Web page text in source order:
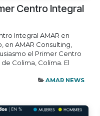
Centro Integral
Integral AMAR en
en AMAR Consulting,
el Primer Centro
Colima, Colima. El
AMAR NEWS